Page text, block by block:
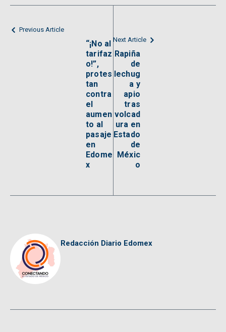
Previous Article
“¡No al
tarifaz
o!”,
protes
tan
contra
el
aumen
to al
pasaje
en
Edome
x
Next Article
Rapiña
de
lechug
a y
apio
tras
volcad
ura en
Estado
de
Méxic
o
Redacción Diario Edomex